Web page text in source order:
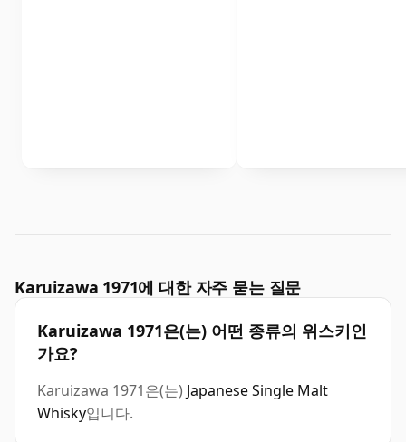
Karuizawa 1971에 대한 자주 묻는 질문
Karuizawa 1971은(는) 어떤 종류의 위스키인
가요?
Karuizawa 1971은(는) Japanese Single Malt
Whisky입니다.